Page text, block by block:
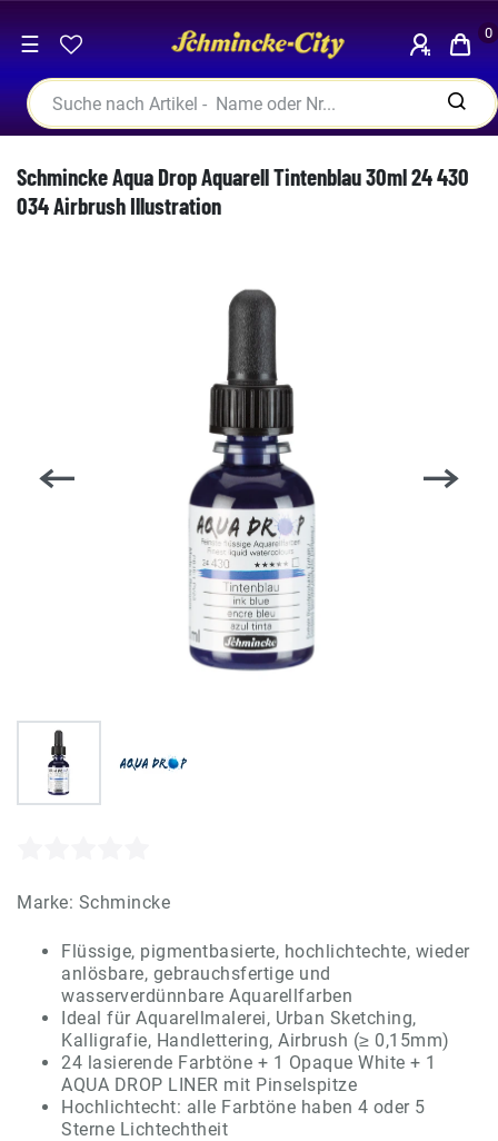
☰ 0
Schmincke Aqua Drop Aquarell Tintenblau 30ml 24 430
034 Airbrush Illustration
Marke: Schmincke
Flüssige, pigmentbasierte, hochlichtechte, wieder
anlösbare, gebrauchsfertige und
wasserverdünnbare Aquarellfarben
Ideal für Aquarellmalerei, Urban Sketching,
Kalligrafie, Handlettering, Airbrush (≥ 0,15mm)
24 lasierende Farbtöne + 1 Opaque White + 1
AQUA DROP LINER mit Pinselspitze
Hochlichtecht: alle Farbtöne haben 4 oder 5
Sterne Lichtechtheit